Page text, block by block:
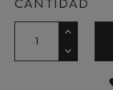
CANTIDAD